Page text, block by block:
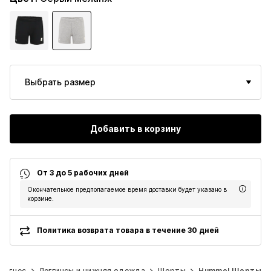
Выбрать размер
Добавить в корзину
От 3 до 5 рабочих дней
Окончательное предполагаемое время доставки будет указано в
корзине.
Политика возврата товара в течение 30 дней